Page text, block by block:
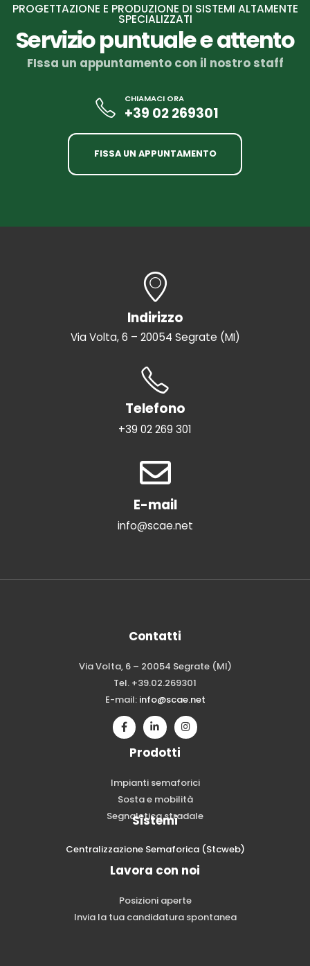
PROGETTAZIONE E PRODUZIONE DI SISTEMI ALTAMENTE
SPECIALIZZATI
Servizio puntuale e attento
FIssa un appuntamento con il nostro staff
CHIAMACI ORA
+39 02 269301
FISSA UN APPUNTAMENTO
Indirizzo
Via Volta, 6 – 20054 Segrate (MI)
Telefono
+39 02 269 301
E-mail
info@scae.net
Contatti
Via Volta, 6 – 20054 Segrate (MI)
Tel. +39.02.269301
E-mail: info@scae.net
Prodotti
Impianti semaforici
Sosta e mobilità
Segnaletica stradale
Sistemi
Centralizzazione Semaforica (Stcweb)
Lavora con noi
Posizioni aperte
Invia la tua candidatura spontanea